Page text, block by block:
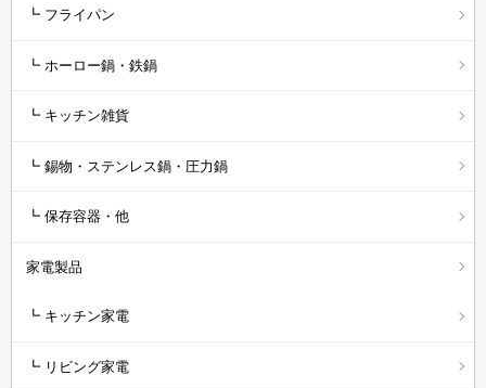
┗ フライパン
┗ ホーロー鍋・鉄鍋
┗ キッチン雑貨
┗ 錫物・ステンレス鍋・圧力鍋
┗ 保存容器・他
家電製品
┗ キッチン家電
┗ リビング家電